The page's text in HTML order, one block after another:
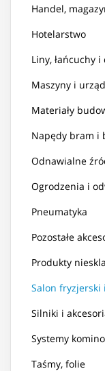
Handel,
Hotelarstwo
Liny, łańcuchy
Maszyny i
Materiały
Napędy bram i
Odnawialne
Ogrodzenia i
Pneumatyka
Pozostałe
Produkty
Salon fryzjerski
Silniki i
Systemy
Taśmy, folie